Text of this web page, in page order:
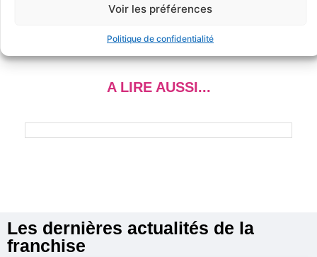
Voir les préférences
Politique de confidentialité
A LIRE AUSSI...
Les dernières actualités de la
franchise